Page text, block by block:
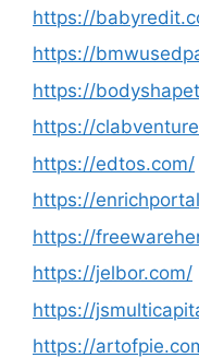
https://
https://
https://
https://
https://edtos.com/
https://
https://
https://jelbor.com/
https://
https://